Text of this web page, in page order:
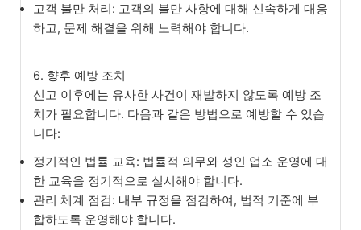
고객 불만 처리: 고객의 불만 사항에 대해 신속하게 대응
하고, 문제 해결을 위해 노력해야 합니다.
6. 향후 예방 조치
신고 이후에는 유사한 사건이 재발하지 않도록 예방 조
치가 필요합니다. 다음과 같은 방법으로 예방할 수 있습
니다:
정기적인 법률 교육: 법률적 의무와 성인 업소 운영에 대
한 교육을 정기적으로 실시해야 합니다.
관리 체계 점검: 내부 규정을 점검하여, 법적 기준에 부
합하도록 운영해야 합니다.